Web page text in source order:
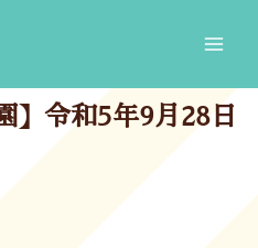
】令和5年9月28日